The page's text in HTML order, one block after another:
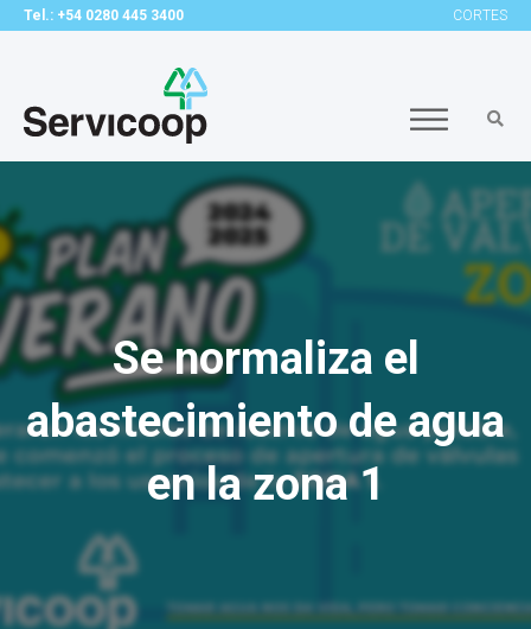
Tel.: +54 0280 445 3400 CORTES
Se normaliza el
abastecimiento de agua
en la zona 1